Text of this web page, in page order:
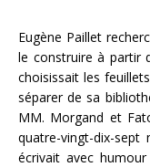
Eugène Paillet
le construire à partir
choisissait les
séparer de sa
MM. Morgand et
quatre-vingt-dix-
écrivait avec